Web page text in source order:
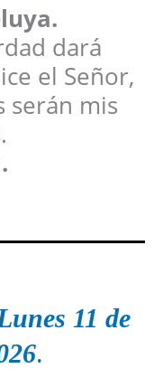
dará
el Señor,
serán mis
11 de
.